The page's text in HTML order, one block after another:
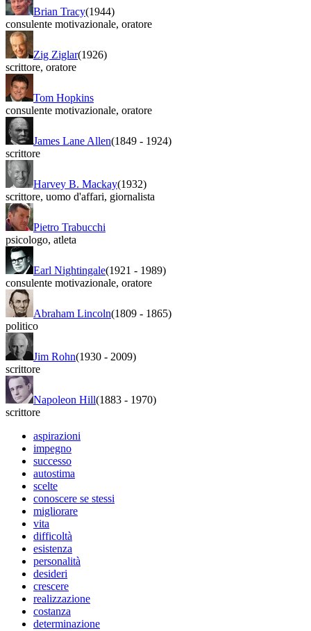
Brian Tracy(1944)
consulente motivazionale, oratore
Zig Ziglar(1926)
scrittore, oratore
Tom Hopkins
consulente motivazionale, oratore
James Lane Allen(1849 - 1924)
scrittore
Harvey B. Mackay(1932)
scrittore, uomo d'affari, giornalista
Pietro Trabucchi
psicologo, atleta
Earl Nightingale(1921 - 1989)
consulente motivazionale, oratore
Abraham Lincoln(1809 - 1865)
politico
Jim Rohn(1930 - 2009)
scrittore
Napoleon Hill(1883 - 1970)
scrittore
aspirazioni
impegno
successo
autostima
scelte
conoscere se stessi
migliorare
vita
difficoltà
esistenza
personalità
desideri
crescere
realizzazione
costanza
determinazione